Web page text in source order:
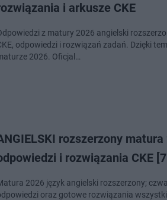
i arkusze CKE
z matury 2026 angielski
odpowiedzi i rozwiązań zadań. Dzięki temu możesz sprawdzić, ile
2026. Oficjal…
rozszerzony
i rozwiązania CKE
2026 język angielski rozszerzony;
oraz gotowe rozwiązania